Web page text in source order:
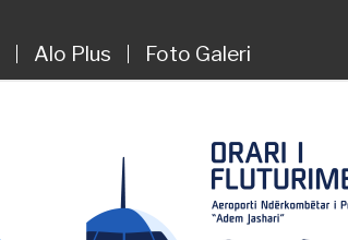
Alo Plus Foto Galeri